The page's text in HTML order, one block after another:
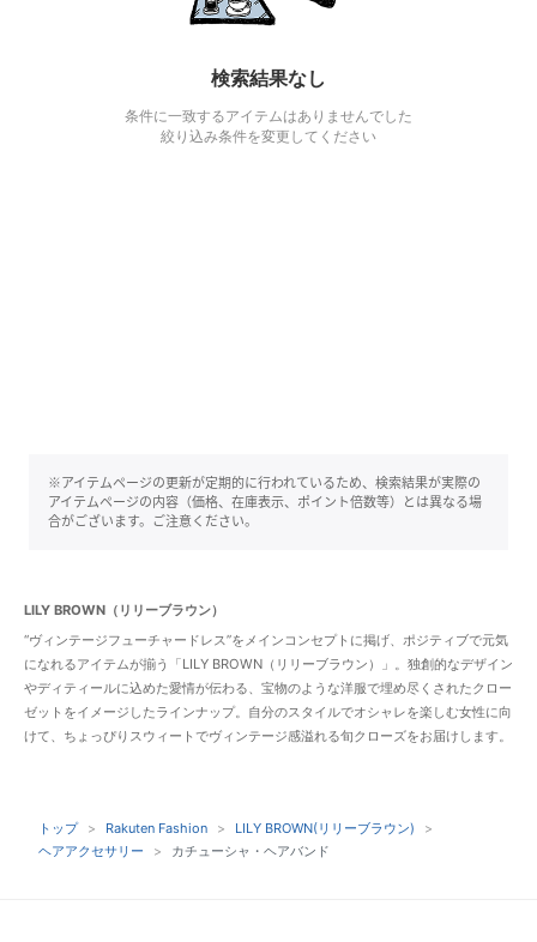
検索結果なし
条件に一致するアイテムはありませんでした
絞り込み条件を変更してください
※アイテムページの更新が定期的に行われているため、検索結果が実際の
アイテムページの内容（価格、在庫表示、ポイント倍数等）とは異なる場
合がございます。ご注意ください。
LILY BROWN（リリーブラウン）
“ヴィンテージフューチャードレス”をメインコンセプトに掲げ、ポジティブで元気
になれるアイテムが揃う「LILY BROWN（リリーブラウン）」。独創的なデザイン
やディティールに込めた愛情が伝わる、宝物のような洋服で埋め尽くされたクロー
ゼットをイメージしたラインナップ。自分のスタイルでオシャレを楽しむ女性に向
けて、ちょっぴりスウィートでヴィンテージ感溢れる旬クローズをお届けします。
トップ Rakuten Fashion
LILY BROWN(リリーブラウン)
ヘアアクセサリー
カチューシャ・ヘアバンド